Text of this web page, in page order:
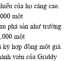
của họ càng cao.
một
phá sản như trường
một
ký hợp đồng một giá.
viên của Griddy